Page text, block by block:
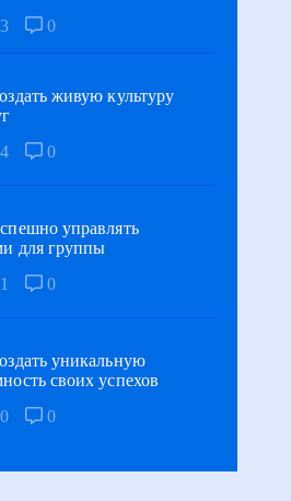
0
живую культуру
0
управлять
для группы
0
уникальную
своих успехов
0